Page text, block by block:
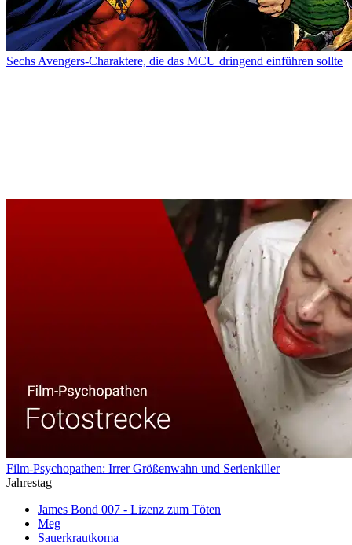
Sechs Avengers-Charaktere, die das MCU dringend einführen sollte
Film-Psychopathen: Irrer Größenwahn und Serienkiller
Jahrestag
James Bond 007 - Lizenz zum Töten
Meg
Sauerkrautkoma